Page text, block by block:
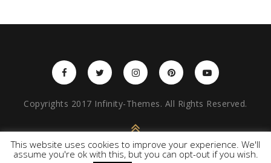
Copyrights 2017 Infinity-Themes. All Rights Reserved.
BACK TO TOP
This website uses cookies to improve your experience. We'll
assume you're ok with this, but you can opt-out if you wish.